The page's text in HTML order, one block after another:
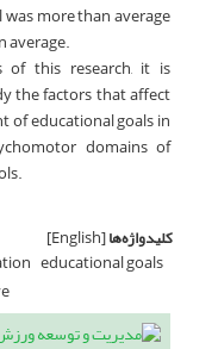
was more than average
average.
this research, it is
the factors that affect
of educational goals in
domains of
کلیدواژه‌ها[English]
educational goals